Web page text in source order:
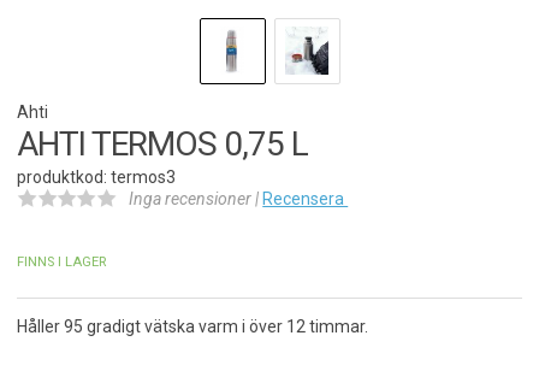
Ahti
AHTI TERMOS 0,75 L
produktkod: termos3
Inga recensioner | Recensera
FINNS I LAGER
Håller 95 gradigt vätska varm i över 12 timmar.